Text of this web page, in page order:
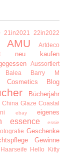
21in2021
22in2022
AMU Artdeco
neu kaufen
Aussortiert
Balea Barry M
Cosmetics Blog
Bücherjahr
China Glaze Coastal
ebay
eigenes
essence
essie
Geschenke
Gewinne
Haarseife
Hello Kitty